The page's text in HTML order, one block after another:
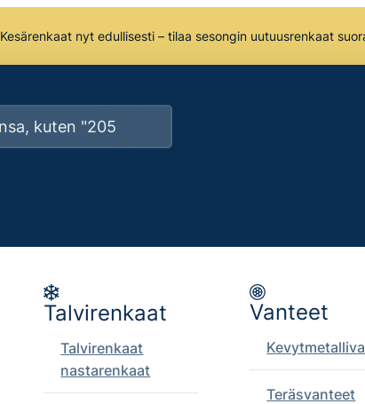
Kesärenkaat nyt edullisesti – tilaa sesongin uutuusrenkaat
Talvirenkaat
Talvirenkaat
nastarenkaat
Vanteet
Teräsvanteet